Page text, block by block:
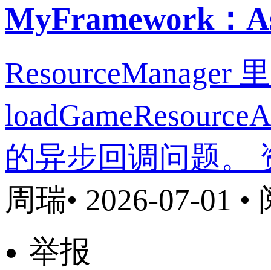
MyFramework：
ResourceManager
的异步回调问题。
周瑞• 2026-07-01 •
举报